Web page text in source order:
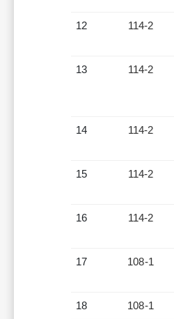
12 114-2
13 114-2
14 114-2
15 114-2
16 114-2
17 108-1
18 108-1